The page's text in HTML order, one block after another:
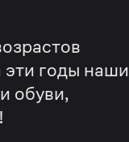
эти годы наши
обуви,